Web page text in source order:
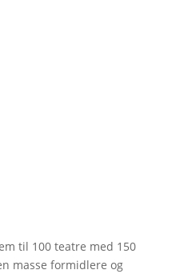
til 100 teatre med 150
masse formidlere og